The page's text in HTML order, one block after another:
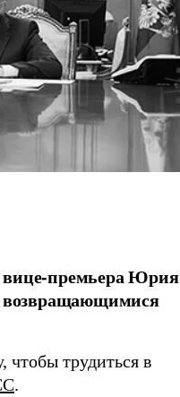
вице-премьера Юрия
возвращающимися
чтобы трудиться в
.